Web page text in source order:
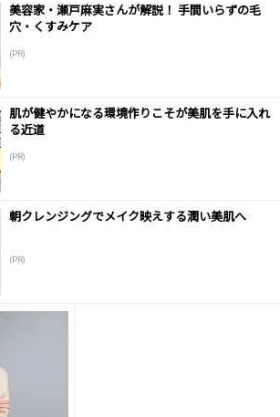
美容家・瀬戸麻実さんが解説！ 手間いらずの毛
穴・くすみケア
(PR)
肌が健やかになる環境作りこそが美肌を手に入れ
る近道
(PR)
朝クレンジングでメイク映えする潤い美肌へ
(PR)